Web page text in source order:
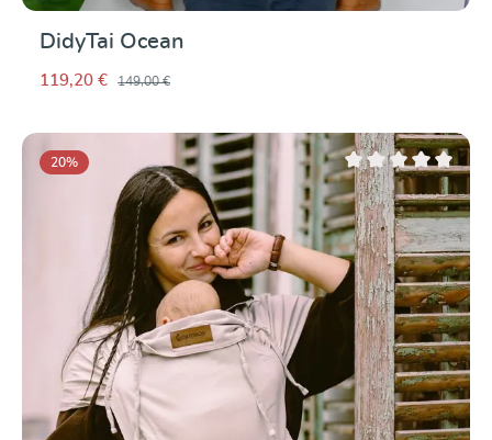
DidyTai Ocean
119,20 € 149,00 €
20%
Note moyenne de 0